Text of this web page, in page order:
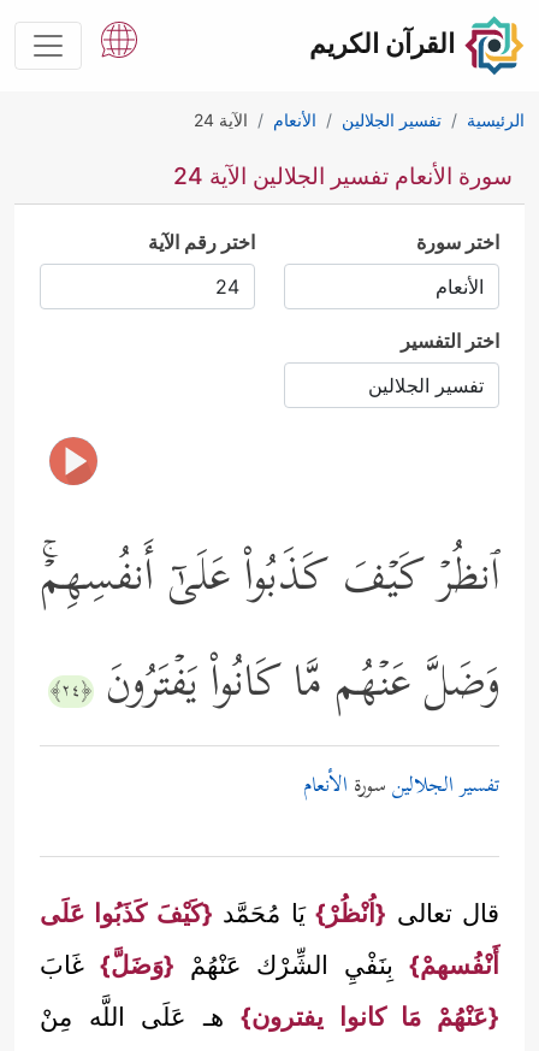
القرآن الكريم
الرئيسية تفسير الجلالين الأنعام الآية 24
سورة الأنعام تفسير الجلالين الآية 24
اختر سورة اختر رقم الآية
اختر التفسير
ٱنظُرۡ كَیۡفَ كَذَبُواْ عَلَىٰۤ أَنفُسِهِمۡۚ
وَضَلَّ عَنۡهُم مَّا كَانُواْ یَفۡتَرُونَ ﴿٢٤﴾
تفسير الجلالينسورة الأنعام
قال تعالى {اُنْظُرْ}يَا مُحَمَّد {كَيْفَ كَذَبُوا عَلَى
أَنْفُسهمْ}بِنَفْيِ الشِّرْك عَنْهُمْ {وَضَلَّ} غَابَ
{عَنْهُمْ مَا كانوا يفترون} هـ عَلَى اللَّه مِنْ